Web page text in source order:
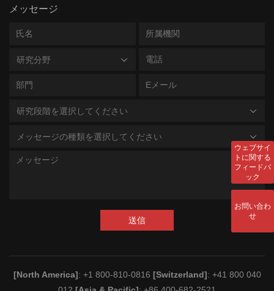
メッセージ
研究分野
研究段階を選択してください
メッセージの種類を選択してください
送信
[North America]: +1 800-810-0816 [Switzerland]: +41 800 040
ウェブサイ
トに関する
フィードバ
ック
お問い合わ
せ